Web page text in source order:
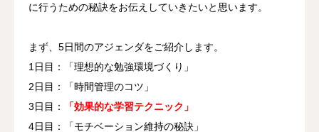
に行うための秘訣をお伝えしていきたいと思います。
まず、5日間のアジェンダをご紹介します。
1日目：「理想的な勉強環境づくり」
2日目：「時間管理のコツ」
3日目：
「効果的な学習テクニック」
4日目：「モチベーション維持の秘訣」